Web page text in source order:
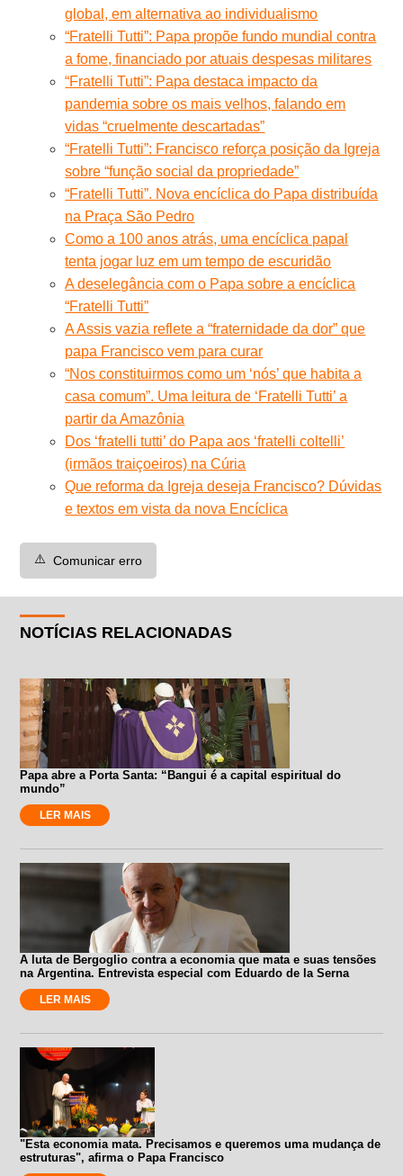
global, em alternativa ao individualismo
“Fratelli Tutti”: Papa propõe fundo mundial contra
a fome, financiado por atuais despesas militares
“Fratelli Tutti”: Papa destaca impacto da
pandemia sobre os mais velhos, falando em
vidas “cruelmente descartadas”
“Fratelli Tutti”: Francisco reforça posição da Igreja
sobre “função social da propriedade”
“Fratelli Tutti”. Nova encíclica do Papa distribuída
na Praça São Pedro
Como a 100 anos atrás, uma encíclica papal
tenta jogar luz em um tempo de escuridão
A deselegância com o Papa sobre a encíclica
“Fratelli Tutti”
A Assis vazia reflete a “fraternidade da dor” que
papa Francisco vem para curar
“Nos constituirmos como um ‘nós’ que habita a
casa comum”. Uma leitura de ‘Fratelli Tutti’ a
partir da Amazônia
Dos ‘fratelli tutti’ do Papa aos ‘fratelli coltelli’
(irmãos traiçoeiros) na Cúria
Que reforma da Igreja deseja Francisco? Dúvidas
e textos em vista da nova Encíclica
⚠️ Comunicar erro
NOTÍCIAS RELACIONADAS
Papa abre a Porta Santa: “Bangui é a capital espiritual do
mundo”
LER MAIS
A luta de Bergoglio contra a economia que mata e suas tensões
na Argentina. Entrevista especial com Eduardo de la Serna
LER MAIS
"Esta economia mata. Precisamos e queremos uma mudança de
estruturas", afirma o Papa Francisco